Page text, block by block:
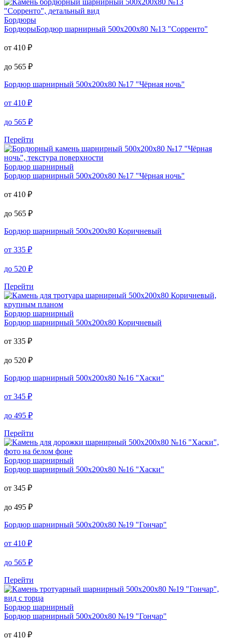
Бордюры
БордюрыБордюр шарнирный 500х200х80 №13 "Сорренто"
от 410 ₽
до 565 ₽
Бордюр шарнирный 500х200х80 №17 "Чёрная ночь"
от 410 ₽
до 565 ₽
Перейти
Бордюр шарнирный
Бордюр шарнирный 500х200х80 №17 "Чёрная ночь"
от 410 ₽
до 565 ₽
Бордюр шарнирный 500х200х80 Коричневый
от 335 ₽
до 520 ₽
Перейти
Бордюр шарнирный
Бордюр шарнирный 500х200х80 Коричневый
от 335 ₽
до 520 ₽
Бордюр шарнирный 500х200х80 №16 "Хаски"
от 345 ₽
до 495 ₽
Перейти
Бордюр шарнирный
Бордюр шарнирный 500х200х80 №16 "Хаски"
от 345 ₽
до 495 ₽
Бордюр шарнирный 500х200х80 №19 "Гончар"
от 410 ₽
до 565 ₽
Перейти
Бордюр шарнирный
Бордюр шарнирный 500х200х80 №19 "Гончар"
от 410 ₽